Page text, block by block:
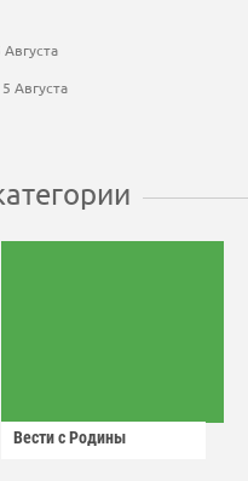
Августа
Вести с Родины